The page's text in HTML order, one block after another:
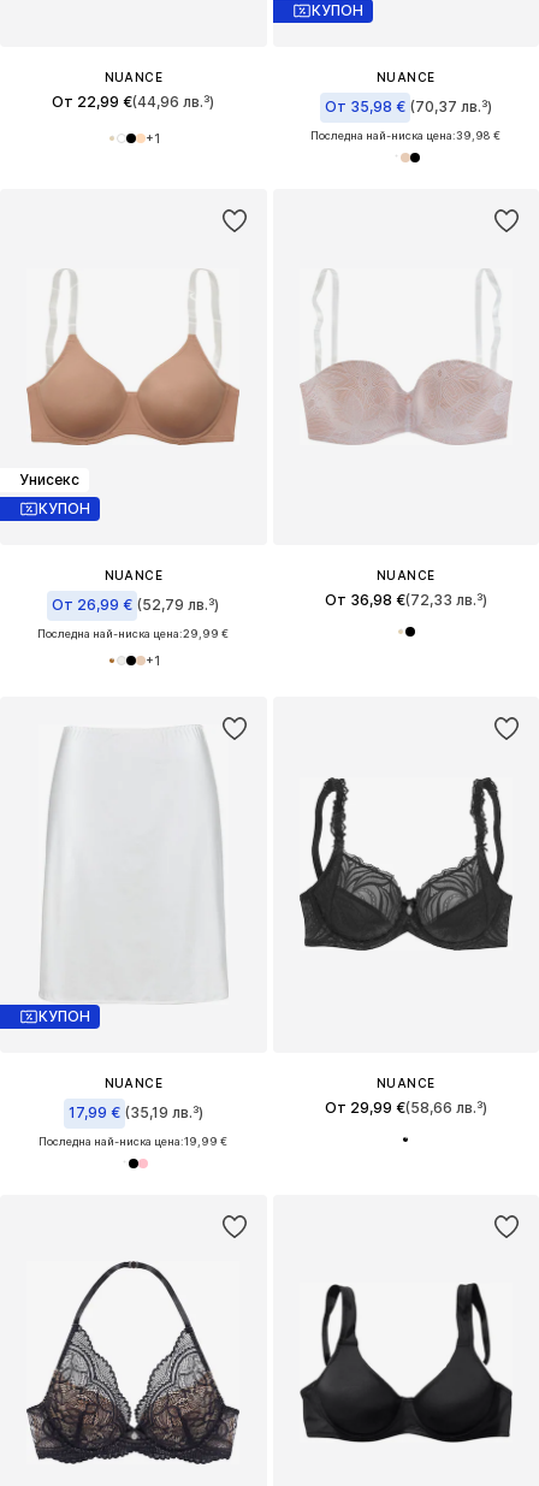
NUANCE
От 22,99 €(44,96 лв.³)
+1
КУПОН
NUANCE
От 35,98 € (70,37 лв.³)
Последна най-ниска цена:39,98 €
Унисекс
КУПОН
NUANCE
От 26,99 € (52,79 лв.³)
Последна най-ниска цена:29,99 €
+1
NUANCE
От 36,98 €(72,33 лв.³)
КУПОН
NUANCE
17,99 € (35,19 лв.³)
Последна най-ниска цена:19,99 €
NUANCE
От 29,99 €(58,66 лв.³)